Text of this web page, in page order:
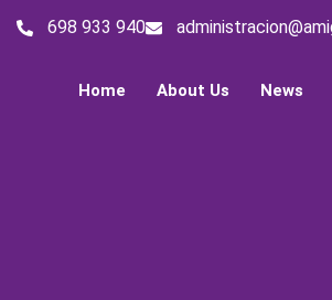
698 933 940
Home About Us News